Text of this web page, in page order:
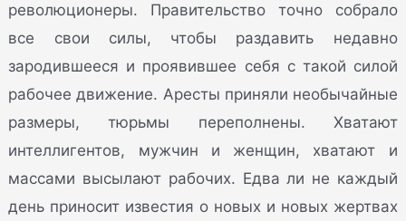
революционеры. Правительство точно собрало
все свои силы, чтобы раздавить недавно
зародившееся и проявившее себя с такой силой
рабочее движение. Аресты приняли необычайные
размеры, тюрьмы переполнены. Хватают
интеллигентов, мужчин и женщин, хватают и
массами высылают рабочих. Едва ли не каждый
день приносит известия о новых и новых жертвах